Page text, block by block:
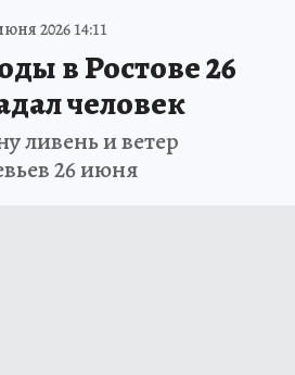
2026 14:11
в Ростове 26
человек
ливень и ветер
26 июня